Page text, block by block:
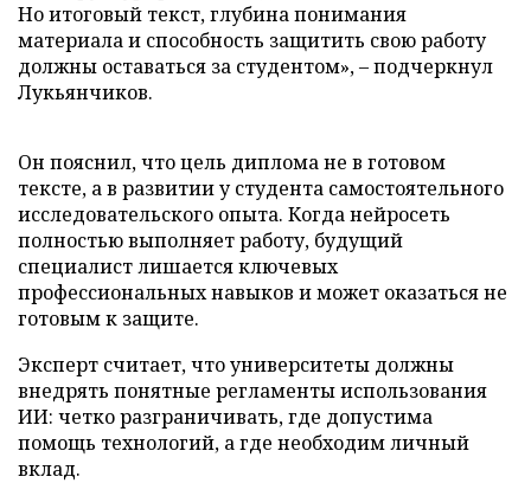
Но итоговый текст, глубина понимания
материала и способность защитить свою работу
должны оставаться за студентом», – подчеркнул
Лукьянчиков.
Он пояснил, что цель диплома не в готовом
тексте, а в развитии у студента самостоятельного
исследовательского опыта. Когда нейросеть
полностью выполняет работу, будущий
специалист лишается ключевых
профессиональных навыков и может оказаться не
готовым к защите.
Эксперт считает, что университеты должны
внедрять понятные регламенты использования
ИИ: четко разграничивать, где допустима
помощь технологий, а где необходим личный
вклад.